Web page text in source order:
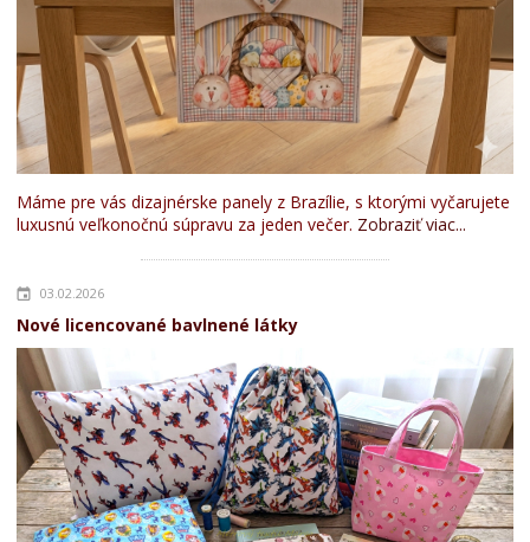
Máme pre vás dizajnérske panely z Brazílie, s ktorými vyčarujete
luxusnú veľkonočnú súpravu za jeden večer. Zobraziť viac...
03.02.2026
Nové licencované bavlnené látky